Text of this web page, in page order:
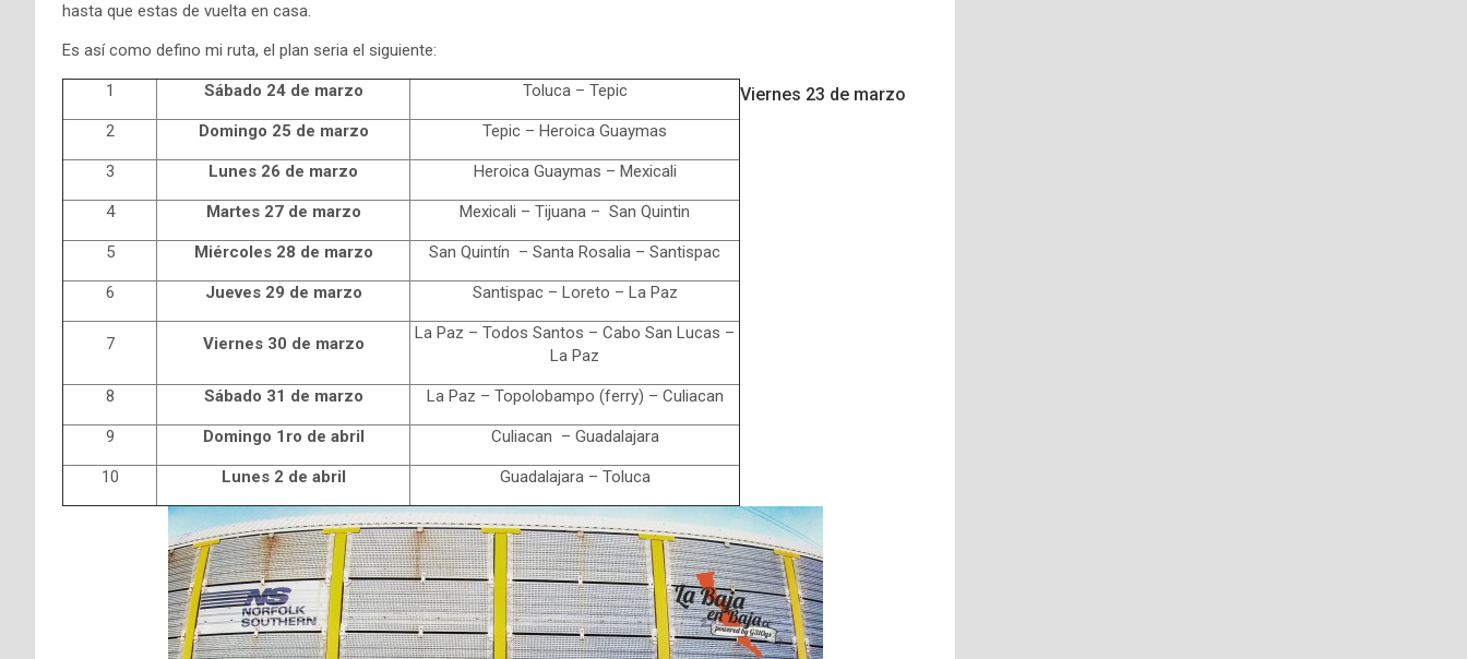
hasta que estas de vuelta en casa.
Es así como defino mi ruta, el plan seria el siguiente:
1 Sábado 24 de marzo Toluca – Tepic
2 Domingo 25 de marzo Tepic – Heroica Guaymas
3 Lunes 26 de marzo Heroica Guaymas – Mexicali
4 Martes 27 de marzo Mexicali – Tijuana – San Quintin
5 Miércoles 28 de marzo San Quintín – Santa Rosalia – Santispac
6 Jueves 29 de marzo Santispac – Loreto – La Paz
7 Viernes 30 de marzo
La Paz – Todos Santos – Cabo San Lucas –
La Paz
8 Sábado 31 de marzo La Paz – Topolobampo (ferry) – Culiacan
9 Domingo 1ro de abril Culiacan – Guadalajara
10 Lunes 2 de abril Guadalajara – Toluca
Viernes 23 de marzo